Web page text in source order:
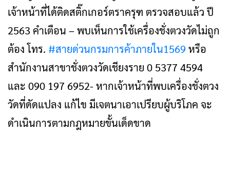
เจ้าหน้าที่ได้ติดสติ๊กเกอร์ตราครุฑ ตรวจสอบแล้ว ปี
2563 คำเตือน – พบเห็นการใช้เครื่องชั่งตวงวัดไม่ถูก
ต้อง โทร. #สายด่วนกรมการค้าภายใน1569หรือ
สำนักงานสาขาชั่งตวงวัดเชียงราย 0 5377 4594
และ 090 197 6952- หากเจ้าหน้าที่พบเครื่องชั่งตวง
วัดที่ดัดแปลง แก้ไข มีเจตนาเอาเปรียบผู้บริโภค จะ
ดำเนินการตามกฎหมายขั้นเด็ดขาด